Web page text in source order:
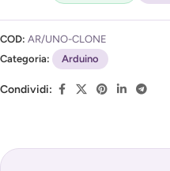
COD: AR/UNO-CLONE
Categoria:
Arduino
Condividi: